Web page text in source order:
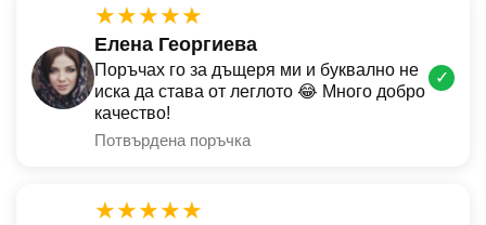
★★★★★
Елена Георгиева
Поръчах го за дъщеря ми и буквално не
иска да става от леглото 😂 Много добро
качество!
Потвърдена поръчка
✓
★★★★★